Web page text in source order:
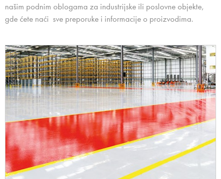
našim podnim oblogama za industrijske ili poslovne objekte,
gde ćete naći sve preporuke i informacije o proizvodima.